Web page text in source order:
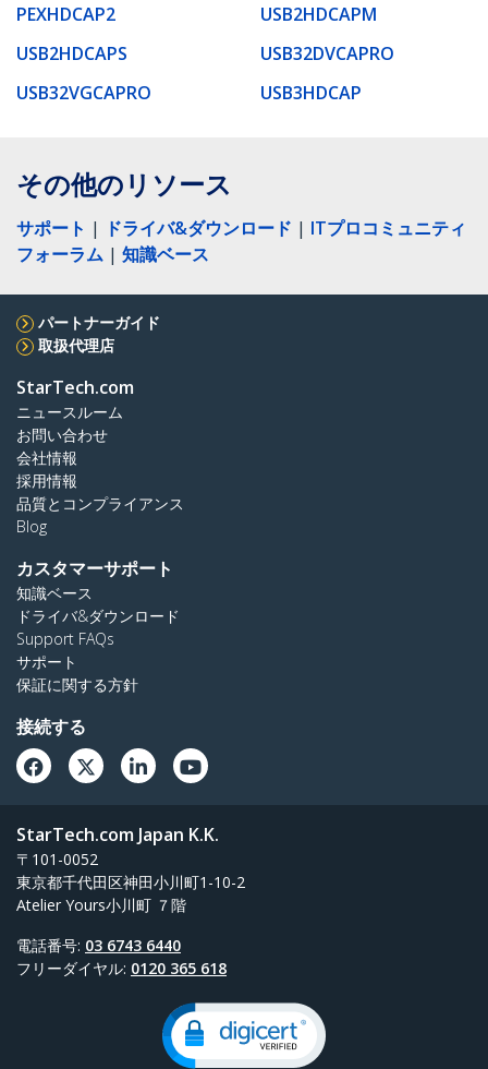
PEXHDCAP2
USB2HDCAPM
USB2HDCAPS
USB32DVCAPRO
USB32VGCAPRO
USB3HDCAP
その他のリソース
サポート | ドライバ&ダウンロード | ITプロコミュニティ
フォーラム | 知識ベース
パートナーガイド
取扱代理店
StarTech.com
ニュースルーム
お問い合わせ
会社情報
採用情報
品質とコンプライアンス
Blog
カスタマーサポート
知識ベース
ドライバ&ダウンロード
Support FAQs
サポート
保証に関する方針
接続する
StarTech.com Japan K.K.
〒101-0052
東京都千代田区神田小川町1-10-2
Atelier Yours小川町 ７階
電話番号: 03 6743 6440
フリーダイヤル: 0120 365 618